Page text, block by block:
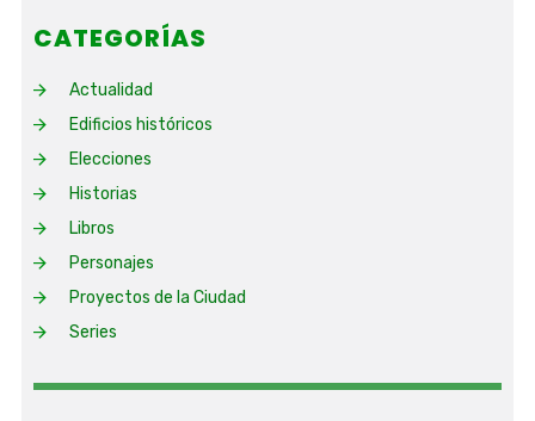
CATEGORÍAS
Actualidad
Edificios históricos
Elecciones
Historias
Libros
Personajes
Proyectos de la Ciudad
Series